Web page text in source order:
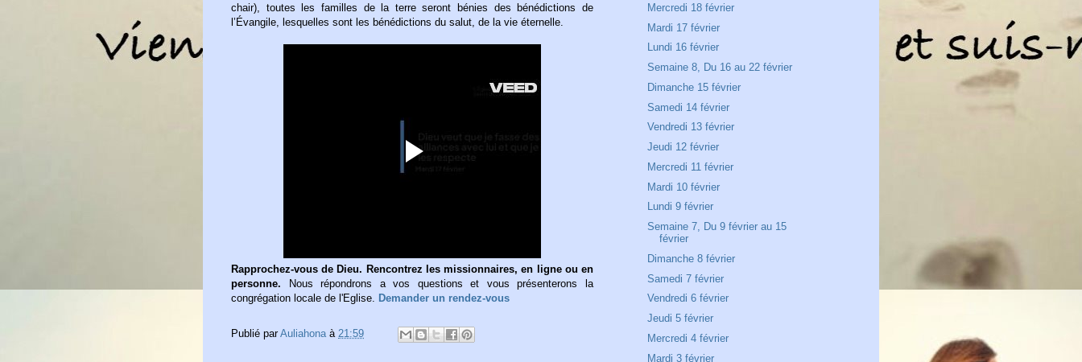
chair), toutes les familles de la terre seront bénies des bénédictions de
l’Évangile, lesquelles sont les bénédictions du salut, de la vie éternelle.
Rapprochez-vous de Dieu. Rencontrez les missionnaires, en ligne ou en
personne. Nous répondrons a vos questions et vous présenterons la
congrégation locale de l'Eglise. Demander un rendez-vous
Publié parAuliahona à 21:59
Mercredi 18 février
Mardi 17 février
Lundi 16 février
Semaine 8, Du 16 au 22 février
Dimanche 15 février
Samedi 14 février
Vendredi 13 février
Jeudi 12 février
Mercredi 11 février
Mardi 10 février
Lundi 9 février
Semaine 7, Du 9 février au 15
février
Dimanche 8 février
Samedi 7 février
Vendredi 6 février
Jeudi 5 février
Mercredi 4 février
Mardi 3 février